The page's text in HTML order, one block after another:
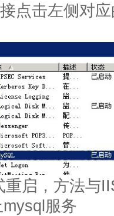
点击左侧对
启，方法与
服务